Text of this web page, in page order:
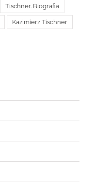
Tischner. Biografia
Kazimierz Tischner